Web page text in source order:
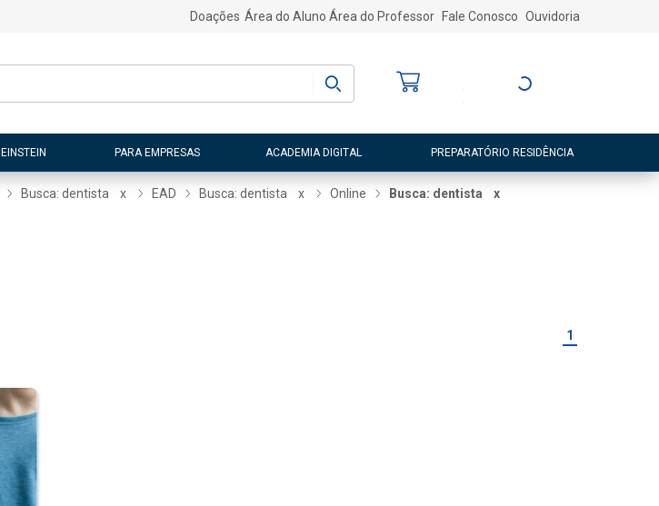
Doações Área do Aluno Área do Professor Fale Conosco Ouvidoria
Entre ou Cadastre-
PARA EMPRESAS ACADEMIA DIGITAL PREPARATÓRIO RESIDÊNCIA
Busca: dentista x EAD Busca: dentista x Online Busca: dentista x
1